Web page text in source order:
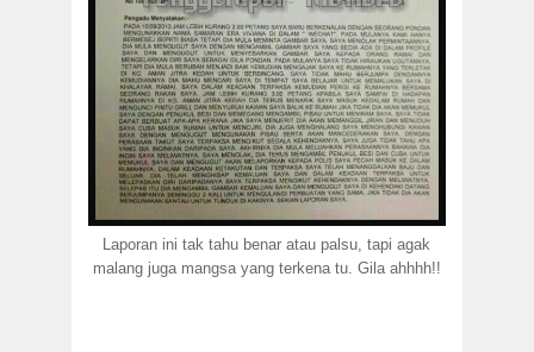
Laporan ini tak tahu benar atau palsu, tapi agak
malang juga mangsa yang terkena tu. Gila ahhhh!!